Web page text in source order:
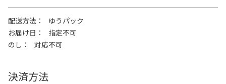
配送方法
ゆうパック
お届け日
指定不可
のし
対応不可
決済方法